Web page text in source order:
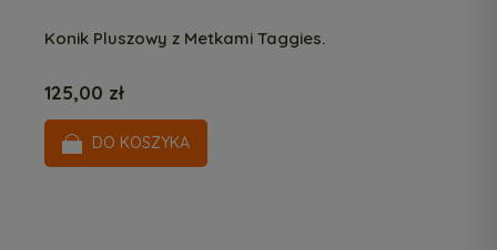
Konik Pluszowy z Metkami Taggies.
125,00 zł
DO KOSZYKA